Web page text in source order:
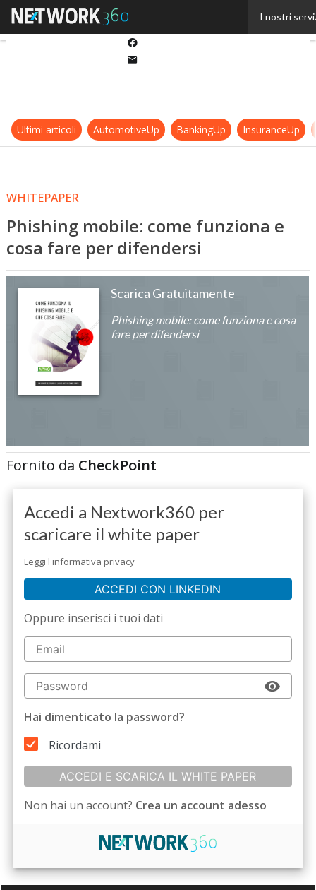
I nostri
Ultimi articoli AutomotiveUp BankingUp InsuranceUp
WHITEPAPER
Phishing mobile: come funziona e
cosa fare per difendersi
Scarica Gratuitamente
Phishing mobile: come funziona e cosa
fare per difendersi
Fornito da CheckPoint
Accedi a Nextwork360 per
scaricare il white paper
Leggi l'informativa privacy
ACCEDI CON LINKEDIN
Oppure inserisci i tuoi dati
Hai dimenticato la password?
Ricordami
ACCEDI E SCARICA IL WHITE PAPER
Non hai un account? Crea un account adesso